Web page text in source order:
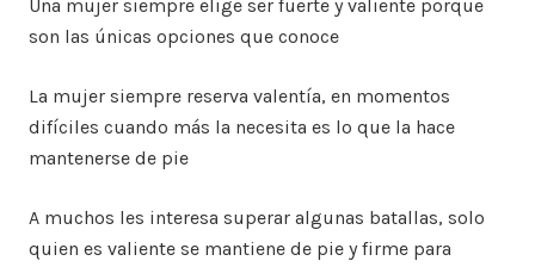
Una mujer siempre elige ser fuerte y valiente porque
son las únicas opciones que conoce
La mujer siempre reserva valentía, en momentos
difíciles cuando más la necesita es lo que la hace
mantenerse de pie
A muchos les interesa superar algunas batallas, solo
quien es valiente se mantiene de pie y firme para